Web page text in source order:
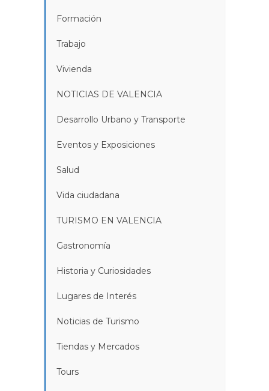
Formación
Trabajo
Vivienda
NOTICIAS DE VALENCIA
Desarrollo Urbano y Transporte
Eventos y Exposiciones
Salud
Vida ciudadana
TURISMO EN VALENCIA
Gastronomía
Historia y Curiosidades
Lugares de Interés
Noticias de Turismo
Tiendas y Mercados
Tours